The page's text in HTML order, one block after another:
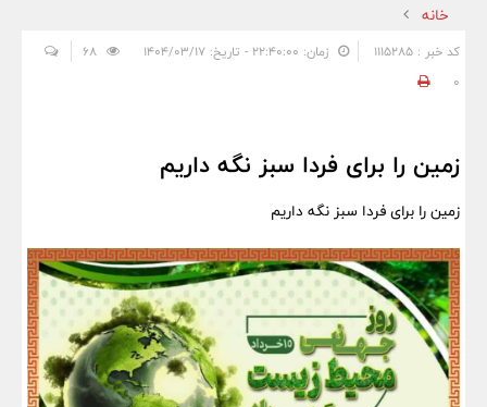
ناوبری
خانه
کد خبر : 1115285 زمان: ۲۲:۴۰:۰۰ - تاریخ: ۱۴۰۴/۰۳/۱۷
0
زمین را برای فردا سبز نگه داریم
زمین را برای فردا سبز نگه داریم